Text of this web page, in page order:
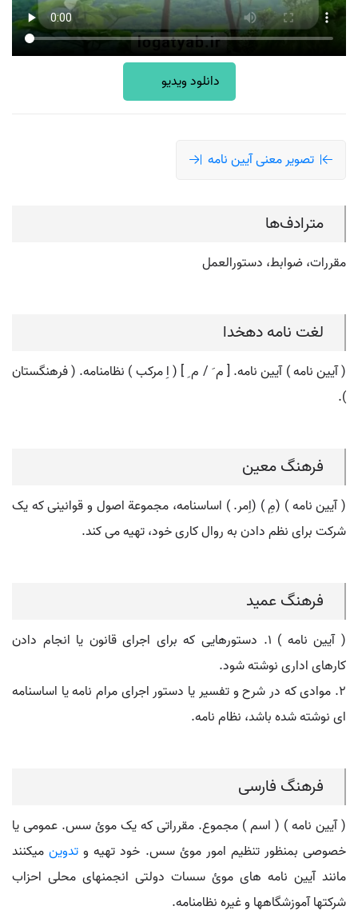
دانلود ویدیو
تصویر معنی آیین نامه
مترادف‌ها
مقررات، ضوابط، دستورالعمل
لغت نامه دهخدا
( آیین نامه ) آیین نامه. [ م َ / م ِ ] ( اِ مرکب ) نظامنامه. ( فرهنگستان
).
فرهنگ معین
( آیین نامه ) (مِ ) (اِمر. ) اساسنامه، مجموعة اصول و قوانینی که یک
شرکت برای نظم دادن به روال کاری خود، تهیه می کند.
فرهنگ عمید
( آیین نامه ) ۱. دستورهایی که برای اجرای قانون یا انجام دادن
کارهای اداری نوشته شود.
۲. موادی که در شرح و تفسیر یا دستور اجرای مرام نامه یا اساسنامه
ای نوشته شده باشد، نظام نامه.
فرهنگ فارسی
( آیین نامه ) ( اسم ) مجموع. مقرراتی که یک موئ سس. عمومی یا
خصوصی بمنظور تنظیم امور موئ سس. خود تهیه و تدوینمیکنند
مانند آیین نامه های موئ سسات دولتی انجمنهای محلی احزاب
شرکتها آموزشگاهها و غیره نظامنامه.